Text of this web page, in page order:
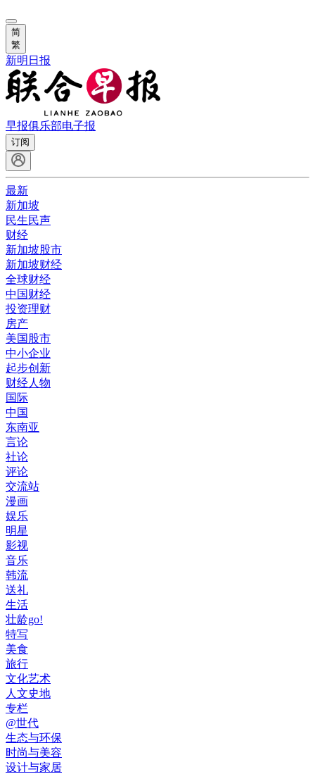
简
繁
新明日报
早报俱乐部电子报
订阅
最新
新加坡
民生民声
财经
新加坡股市
新加坡财经
全球财经
中国财经
投资理财
房产
美国股市
中小企业
起步创新
财经人物
国际
中国
东南亚
言论
社论
评论
交流站
漫画
娱乐
明星
影视
音乐
韩流
送礼
生活
壮龄go!
特写
美食
旅行
文化艺术
人文史地
专栏
@世代
生态与环保
时尚与美容
设计与家居